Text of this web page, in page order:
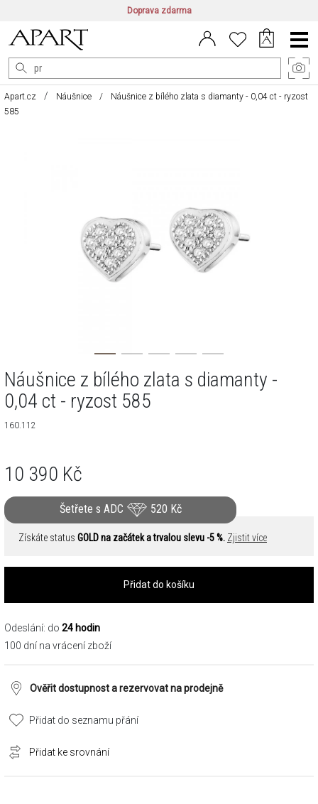
Doprava zdarma
CZ/CZK | EN/EUR PL/PLN
Main
Menu
Apart.cz Náušnice
Náušnice z bílého zlata s diamanty - 0,04 ct - ryzost
585
Náušnice z bílého zlata s diamanty -
0,04 ct - ryzost 585
160.112
10 390 Kč
Šetřete s ADC 520 Kč
Získáte status GOLD na začátek a trvalou slevu -5 %. Zjistit více
Přidat do košíku
Odeslání: do 24 hodin
100 dní na vrácení zboží
Ověřit dostupnost a rezervovat na prodejně
Přidat do seznamu přání
Přidat ke srovnání